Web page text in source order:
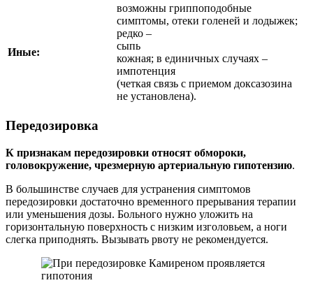
Иные:
возможны гриппоподобные
симптомы, отеки голеней и лодыжек;
редко –
сыпь
кожная; в единичных случаях –
импотенция
(четкая связь с приемом доксазозина
не установлена).
Передозировка
К признакам передозировки относят обмороки,
головокружение, чрезмерную артериальную гипотензию.
В большинстве случаев для устранения симптомов
передозировки достаточно временного прерывания терапии
или уменьшения дозы. Больного нужно уложить на
горизонтальную поверхность с низким изголовьем, а ноги
слегка приподнять. Вызывать рвоту не рекомендуется.